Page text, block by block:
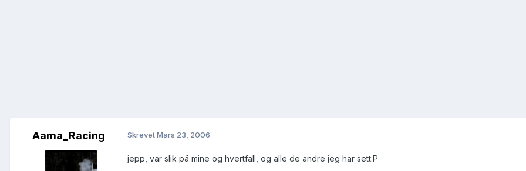
Aama_Racing SkrevetMars 23, 2006
jepp, var slik på mine og hvertfall, og alle de andre jeg har sett:P